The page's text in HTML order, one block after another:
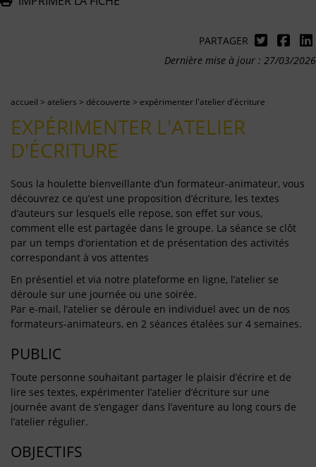
PARTAGER
Dernière mise à jour : 27/03/2026
accueil > ateliers > découverte > expérimenter l'atelier d'écriture
EXPÉRIMENTER L'ATELIER
D'ÉCRITURE
Sous la houlette bienveillante d’un formateur-animateur, vous
découvrez ce qu’est une proposition d’écriture, les textes
d’auteurs sur lesquels elle repose, son effet sur vous,
comment elle est partagée dans le groupe. La séance se clôt
par un temps d’orientation et de présentation des activités
correspondant à vos attentes
En présentiel et via notre plateforme en ligne, l’atelier se
déroule sur une journée ou une soirée.
Par e-mail, l’atelier se déroule en individuel avec un de nos
formateurs-animateurs, en 2 séances étalées sur 4 semaines.
PUBLIC
Toute personne souhaitant partager le plaisir d’écrire et de
lire ses textes, expérimenter l’atelier d’écriture sur une
journée avant de s’engager dans l’aventure au long cours de
l’atelier régulier.
OBJECTIFS